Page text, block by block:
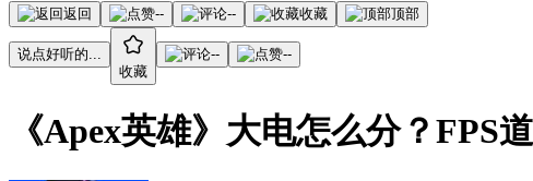
返回 -- -- 收藏 顶部
说点好听的...
收藏
-- --
《Apex英雄》大电怎么分？FPS